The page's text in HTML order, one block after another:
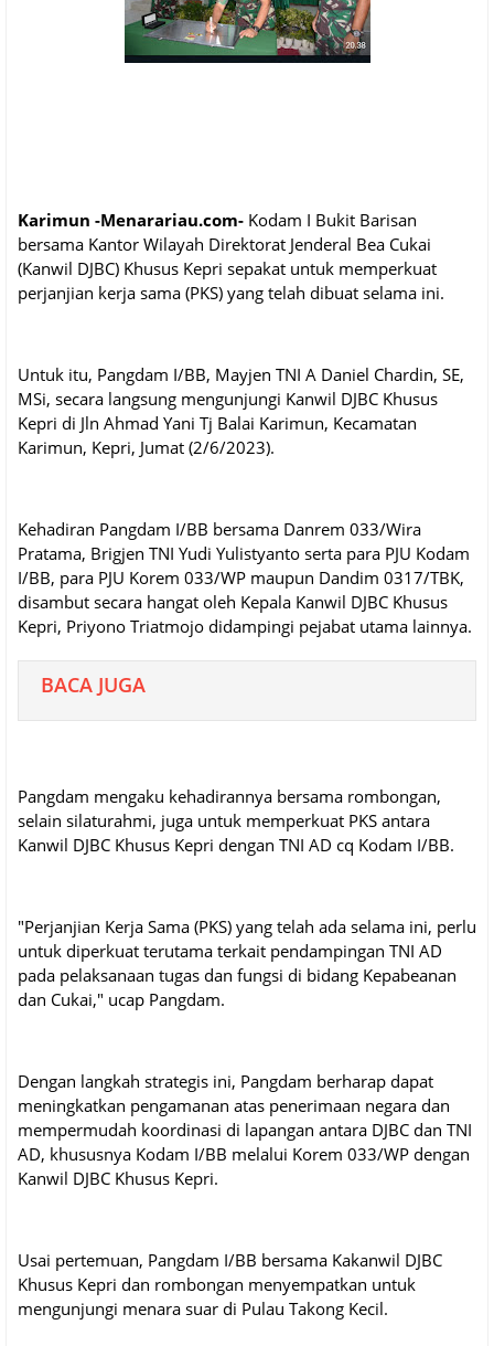
Karimun -Menarariau.com- Kodam I Bukit Barisan
bersama Kantor Wilayah Direktorat Jenderal Bea Cukai
(Kanwil DJBC) Khusus Kepri sepakat untuk memperkuat
perjanjian kerja sama (PKS) yang telah dibuat selama ini.
Untuk itu, Pangdam I/BB, Mayjen TNI A Daniel Chardin, SE,
MSi, secara langsung mengunjungi Kanwil DJBC Khusus
Kepri di Jln Ahmad Yani Tj Balai Karimun, Kecamatan
Karimun, Kepri, Jumat (2/6/2023).
Kehadiran Pangdam I/BB bersama Danrem 033/Wira
Pratama, Brigjen TNI Yudi Yulistyanto serta para PJU Kodam
I/BB, para PJU Korem 033/WP maupun Dandim 0317/TBK,
disambut secara hangat oleh Kepala Kanwil DJBC Khusus
Kepri, Priyono Triatmojo didampingi pejabat utama lainnya.
BACA JUGA
Pangdam mengaku kehadirannya bersama rombongan,
selain silaturahmi, juga untuk memperkuat PKS antara
Kanwil DJBC Khusus Kepri dengan TNI AD cq Kodam I/BB.
"Perjanjian Kerja Sama (PKS) yang telah ada selama ini, perlu
untuk diperkuat terutama terkait pendampingan TNI AD
pada pelaksanaan tugas dan fungsi di bidang Kepabeanan
dan Cukai," ucap Pangdam.
Dengan langkah strategis ini, Pangdam berharap dapat
meningkatkan pengamanan atas penerimaan negara dan
mempermudah koordinasi di lapangan antara DJBC dan TNI
AD, khususnya Kodam I/BB melalui Korem 033/WP dengan
Kanwil DJBC Khusus Kepri.
Usai pertemuan, Pangdam I/BB bersama Kakanwil DJBC
Khusus Kepri dan rombongan menyempatkan untuk
mengunjungi menara suar di Pulau Takong Kecil.